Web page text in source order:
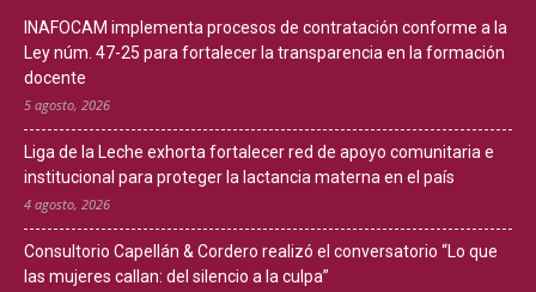
INAFOCAM implementa procesos de contratación conforme a la
Ley núm. 47-25 para fortalecer la transparencia en la formación
docente
5 agosto, 2026
Liga de la Leche exhorta fortalecer red de apoyo comunitaria e
institucional para proteger la lactancia materna en el país
4 agosto, 2026
Consultorio Capellán & Cordero realizó el conversatorio “Lo que
las mujeres callan: del silencio a la culpa”